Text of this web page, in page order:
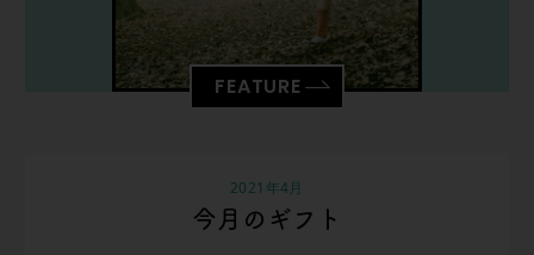
FEATURE
2021年4月
今月のギフト